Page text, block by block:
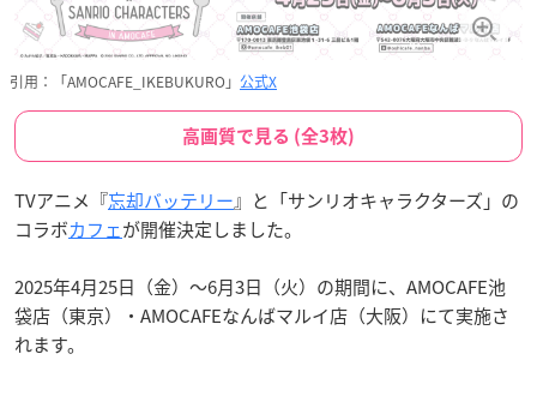
引用：「AMOCAFE_IKEBUKURO」 公式X
高画質で見る (全3枚)
TVアニメ『忘却バッテリー』と「サンリオキャラクターズ」の
コラボカフェが開催決定しました。
2025年4月25日（金）～6月3日（火）の期間に、AMOCAFE池
袋店（東京）・AMOCAFEなんばマルイ店（大阪）にて実施さ
れます。